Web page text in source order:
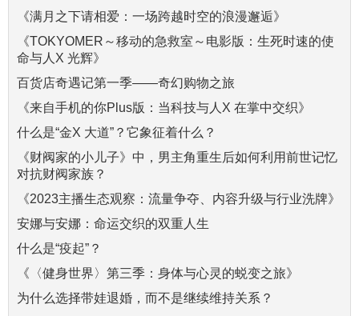
《满月之下请相爱：一场跨越时空的浪漫邂逅》
《TOKYOMER～移动的急救室～电影版：生死时速的使
命与人X 光辉》
百货店奇遇记第一季——奇幻购物之旅
《来自手机的你Plus版：当科技与人X 在掌中交织》
什么是“金X 大道”？它象征着什么？
《财阀家的小儿子》中，男主角重生后如何利用前世记忆
对抗财阀家族？
《2023主播生态观察：流量争夺、内容升级与行业洗牌》
安娜与安娜：命运交织的双重人生
什么是“疫起”？
《〈健身世界〉第三季：身体与心灵的蜕变之旅》
为什么选择带娃退婚，而不是继续维持关系？